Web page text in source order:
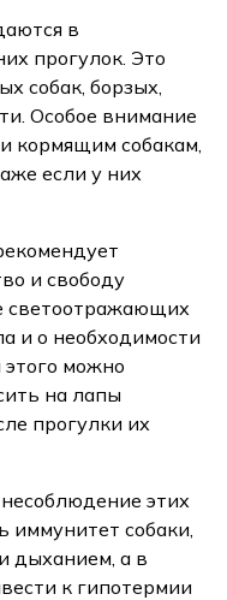
в
прогулок. Это
собак, борзых,
Особое внимание
кормящим собакам,
если у них
и свободу
светоотражающих
и о необходимости
можно
на лапы
прогулки их
этих
иммунитет собаки,
дыханием, а в
к гипотермии